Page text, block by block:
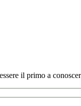
il primo a